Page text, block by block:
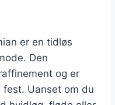
er en tidløs
Den
og er
Uanset om du